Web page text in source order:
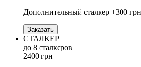
Дополнительный сталкер +300 грн
Заказать
СТАЛКЕР
до 8 сталкеров
2400 грн